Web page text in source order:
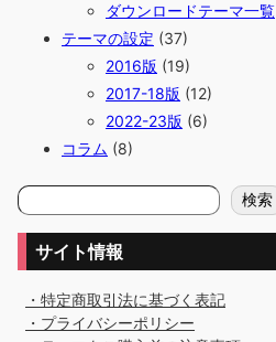
ダウンロードテーマ一覧
テーマの設定 (37)
2016版 (19)
2017-18版 (12)
2022-23版 (6)
コラム (8)
検
索
検索
サイト情報
・特定商取引法に基づく表記
・プライバシーポリシー